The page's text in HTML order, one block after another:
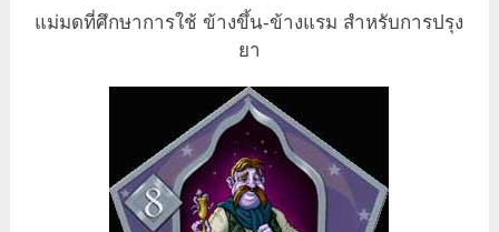
แม่มดที่ศึกษาการใช้ ข้างขึ้น-ข้างแรม สำหรับการปรุง
ยา